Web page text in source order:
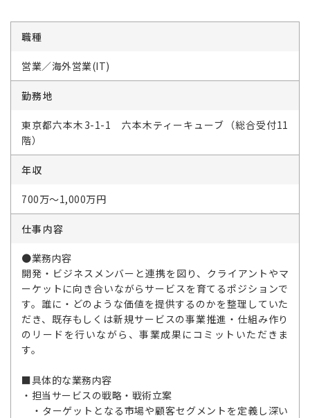
職種
営業／海外営業(IT)
勤務地
東京都六本木3-1-1 六本木ティーキューブ（総合受付11
階）
年収
700万～1,000万円
仕事内容
●業務内容
開発・ビジネスメンバーと連携を図り、クライアントやマ
ーケットに向き合いながらサービスを育てるポジションで
す。誰に・どのような価値を提供するのかを整理していた
だき、既存もしくは新規サービスの事業推進・仕組み作り
のリードを行いながら、事業成果にコミットいただきま
す。
■具体的な業務内容
・担当サービスの戦略・戦術立案
・ターゲットとなる市場や顧客セグメントを定義し深い